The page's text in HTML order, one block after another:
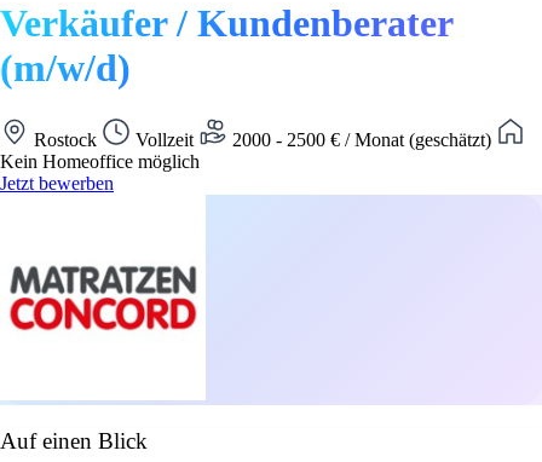
Verkäufer / Kundenberater
(m/w/d)
Rostock Vollzeit
2000 - 2500 € / Monat (geschätzt)
Kein Homeoffice möglich
Jetzt bewerben
Auf einen Blick